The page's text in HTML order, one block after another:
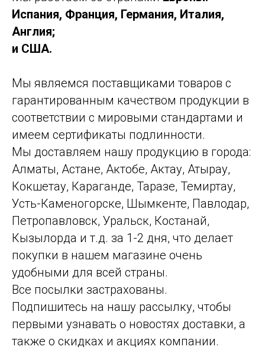
Испания, Франция, Германия, Италия,
Англия;
и США.
Мы являемся поставщиками товаров с
гарантированным качеством продукции в
соответствии с мировыми стандартами и
имеем сертификаты подлинности.
Мы доставляем нашу продукцию в города:
Алматы, Астане, Актобе, Актау, Атырау,
Кокшетау, Караганде, Таразе, Темиртау,
Усть-Каменогорске, Шымкенте, Павлодар,
Петропавловск, Уральск, Костанай,
Кызылорда и т.д. за 1-2 дня, что делает
покупки в нашем магазине очень
удобными для всей страны.
Все посылки застрахованы.
Подпишитесь на нашу рассылку, чтобы
первыми узнавать о новостях доставки, а
также о скидках и акциях компании.